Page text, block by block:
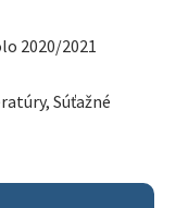
2020/2021
, Súťažné